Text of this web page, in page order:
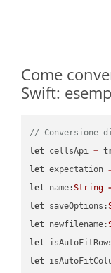
Come
Swift:
// Conversione di
let cellsApi =
let expectation
let name:String
let saveOptions:
let newfilename:
let
let